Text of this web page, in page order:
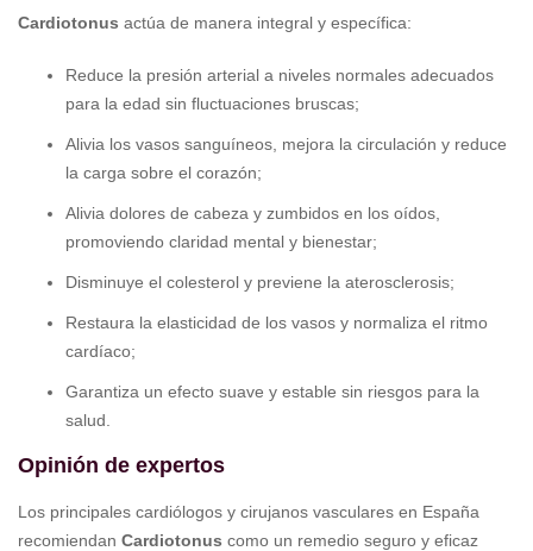
Cardiotonus actúa de manera integral y específica:
Reduce la presión arterial a niveles normales adecuados
para la edad sin fluctuaciones bruscas;
Alivia los vasos sanguíneos, mejora la circulación y reduce
la carga sobre el corazón;
Alivia dolores de cabeza y zumbidos en los oídos,
promoviendo claridad mental y bienestar;
Disminuye el colesterol y previene la aterosclerosis;
Restaura la elasticidad de los vasos y normaliza el ritmo
cardíaco;
Garantiza un efecto suave y estable sin riesgos para la
salud.
Opinión de expertos
Los principales cardiólogos y cirujanos vasculares en España
recomiendan Cardiotonus como un remedio seguro y eficaz